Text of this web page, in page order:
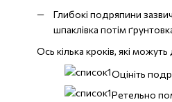
Глибокі подряпини
шпаклівка потім
Ось кілька кроків, які
Оцініть
Ретельно